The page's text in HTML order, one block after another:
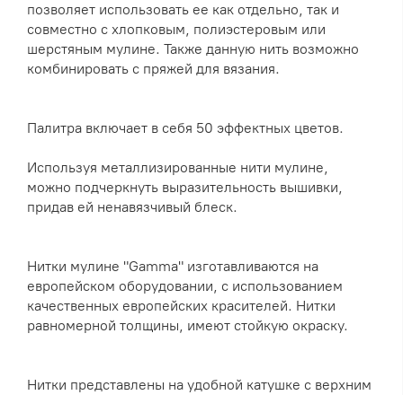
позволяет использовать ее как отдельно, так и
совместно с хлопковым, полиэстеровым или
шерстяным мулине. Также данную нить возможно
комбинировать с пряжей для вязания.
Палитра включает в себя 50 эффектных цветов.
Используя металлизированные нити мулине,
можно подчеркнуть выразительность вышивки,
придав ей ненавязчивый блеск.
Нитки мулине "Gamma" изготавливаются на
европейском оборудовании, с использованием
качественных европейских красителей. Нитки
равномерной толщины, имеют стойкую окраску.
Нитки представлены на удобной катушке с верхним